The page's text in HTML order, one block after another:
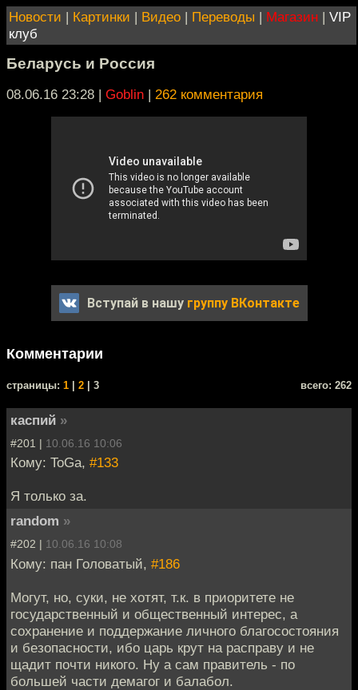
Новости | Картинки | Видео | Переводы | Магазин | VIP
клуб
Беларусь и Россия
08.06.16 23:28 | Goblin | 262 комментария
Вступай в нашу группу ВКонтакте
Комментарии
cтраницы: 1 2 | 3 всего: 262
каспий »
#201 | 10.06.16 10:06
Кому: ToGa, #133
Я только за.
random »
#202 | 10.06.16 10:08
Кому: пан Головатый, #186
Могут, но, суки, не хотят, т.к. в приоритете не
государственный и общественный интерес, а
сохранение и поддержание личного благосостояния
и безопасности, ибо царь крут на расправу и не
щадит почти никого. Ну а сам правитель - по
большей части демагог и балабол.